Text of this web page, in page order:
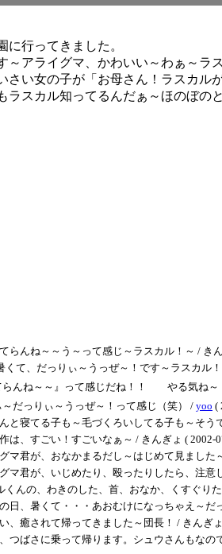
に行ってきました。
～アライグマ、かわいい～わぁ～ラ
さい女の子が「お母さん！ラスカル
ラスカル知ってるんだぁ～ほのぼの
らんね～～う～って感じ～ラスカル！～ / き
て、だっりぃ～うっぜ～！です～ラスカル
らんね～～』って感じだね！！ やる気ね～
～だっりぃ～うっぜ～！って感じ（笑） / yoo (
と寝てる子も～毛づくろいしてる子も～そう
は、すごい！すごいなぁ～ / きんぎょ ( 2002-
マ君が、おなかまるだし～はじめて見ました
マ君が、いじめたり、殴ったりしたら、注意
んの、わきのした、首、おなか、くすぐり
日、暑くて・・・あおむけになっちゃえ～だ
、癒されて帰ってきました～団長！ / きんぎ
つばさに乗って帰ります。シュウさんもな